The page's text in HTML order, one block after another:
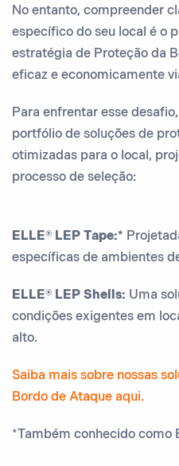
No entanto, compreender
específico do seu local é o
estratégia de Proteção da
eficaz e economicamente
Para enfrentar esse
portfólio de soluções de
otimizadas para o local,
processo de seleção:
ELLE® LEP Tape:*
específicas de ambientes
ELLE® LEP Shells: Uma
condições exigentes em
alto.
Saiba mais sobre nossas
Bordo de Ataque aqui.
*Também conhecido como